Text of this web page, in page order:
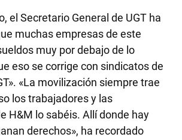
el Secretario General de UGT ha
muchas empresas de este
muy por debajo de lo
eso se corrige con sindicatos de
«La movilización siempre trae
los trabajadores y las
H&M lo sabéis. Allí donde hay
derechos», ha recordado